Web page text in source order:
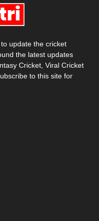
update the cricket
the latest updates
Cricket, Viral Cricket
to this site for